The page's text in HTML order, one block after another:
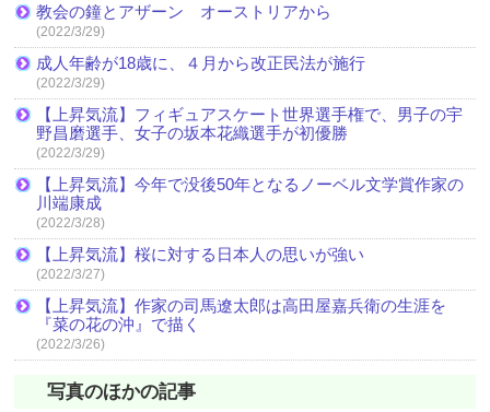
教会の鐘とアザーン オーストリアから
(2022/3/29)
成人年齢が18歳に、４月から改正民法が施行
(2022/3/29)
【上昇気流】フィギュアスケート世界選手権で、男子の宇
野昌磨選手、女子の坂本花織選手が初優勝
(2022/3/29)
【上昇気流】今年で没後50年となるノーベル文学賞作家の
川端康成
(2022/3/28)
【上昇気流】桜に対する日本人の思いが強い
(2022/3/27)
【上昇気流】作家の司馬遼太郎は高田屋嘉兵衛の生涯を
『菜の花の沖』で描く
(2022/3/26)
写真のほかの記事